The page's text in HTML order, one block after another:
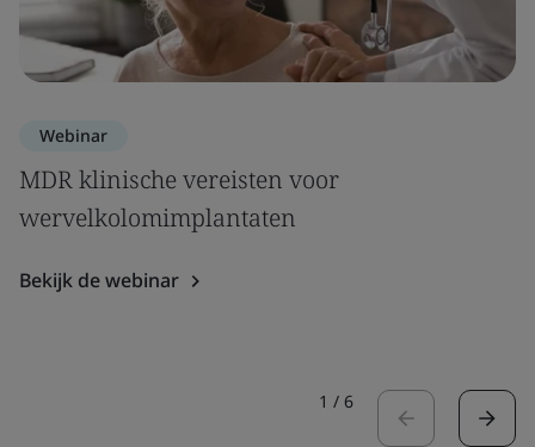
Webinar
MDR klinische vereisten voor
wervelkolomimplantaten
Bekijk de webinar
1 / 6